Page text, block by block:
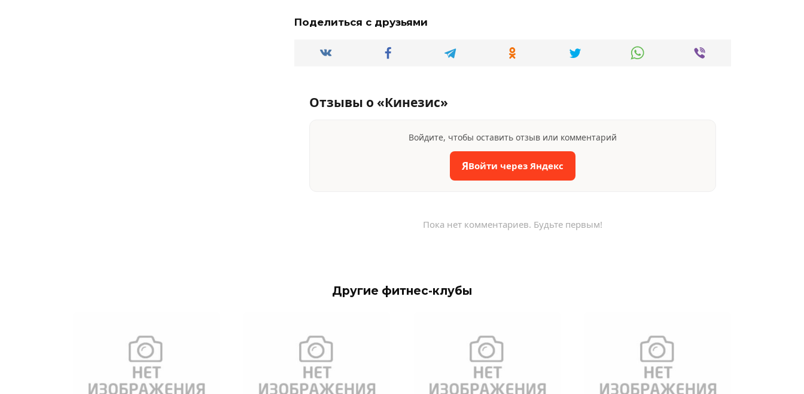
Поделиться с друзьями
Отзывы о «Кинезис»
Войдите, чтобы оставить отзыв или комментарий
ЯВойти через Яндекс
Пока нет комментариев. Будьте первым!
Другие фитнес-клубы